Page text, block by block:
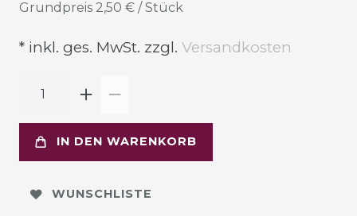
Grundpreis 2,50 € / Stück
* inkl. ges. MwSt. zzgl. Versandkosten
IN DEN WARENKORB
WUNSCHLISTE